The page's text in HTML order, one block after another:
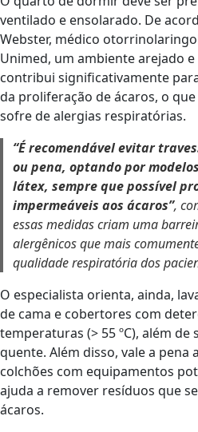
ventilado e ensolarado. De
Webster, médico
Unimed, um ambiente arejado
contribui significativamente
da proliferação de ácaros, o
sofre de alergias respiratórias.
“É recomendável evitar
ou pena, optando por
látex, sempre que possível
impermeáveis aos ácaros”,
essas medidas criam uma
alergênicos que mais
qualidade respiratória dos
O especialista orienta, ainda,
de cama e cobertores com
temperaturas (> 55 ºC), além de
quente. Além disso, vale a pena
colchões com equipamentos
ajuda a remover resíduos que
ácaros.